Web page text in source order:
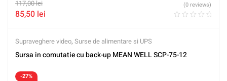
117,00lei
85,50 lei
(0 reviews)
Supraveghere video, Surse de alimentare si UPS
Sursa in comutatie cu back-up MEAN WELL SCP-75-12
-27%